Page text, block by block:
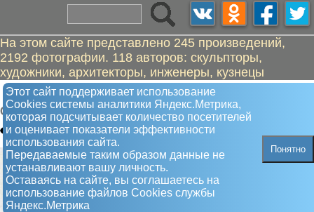
На этом сайте представлено 245 произведений,
2192 фотографии. 118 авторов: скульпторы,
художники, архитекторы, инженеры, кузнецы
Этот сайт поддерживает использование
Сookies системы аналитики Яндекс.Метрика,
которая подсчитывает количество посетителей
и оценивает показатели эффективности
использования сайта.
Передаваемые таким образом данные не
устанавливают вашу личность.
Оставаясь на сайте, вы соглашаетесь на
использование файлов Сookies службы
Яндекс.Метрика
Понятно
Девушка с веслом, но без весла
Скульптура